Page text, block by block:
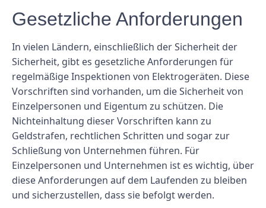
Gesetzliche Anforderungen
In vielen Ländern, einschließlich der Sicherheit der
Sicherheit, gibt es gesetzliche Anforderungen für
regelmäßige Inspektionen von Elektrogeräten. Diese
Vorschriften sind vorhanden, um die Sicherheit von
Einzelpersonen und Eigentum zu schützen. Die
Nichteinhaltung dieser Vorschriften kann zu
Geldstrafen, rechtlichen Schritten und sogar zur
Schließung von Unternehmen führen. Für
Einzelpersonen und Unternehmen ist es wichtig, über
diese Anforderungen auf dem Laufenden zu bleiben
und sicherzustellen, dass sie befolgt werden.